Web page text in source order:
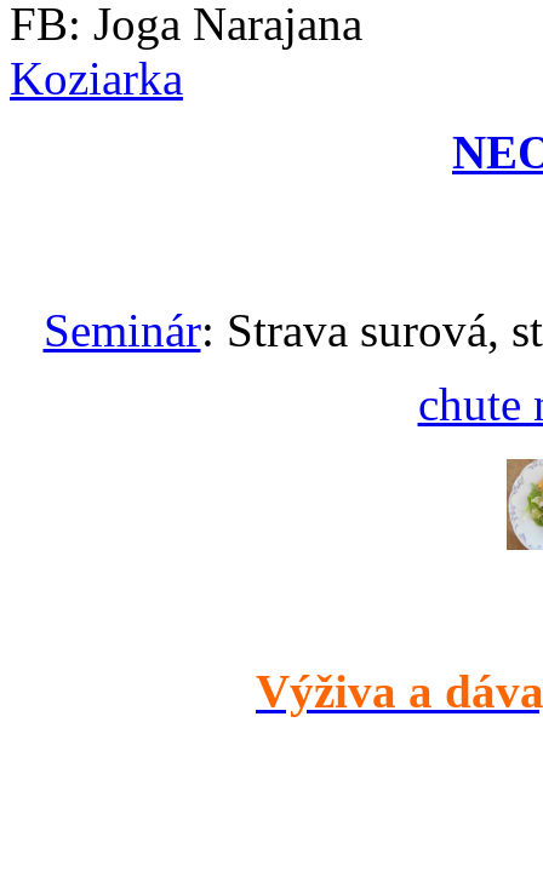
FB: Joga Narajana
Koziarka
Seminár: Strava surová,
chute
Výživa a